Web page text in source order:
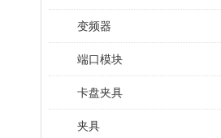
变频器
端口模块
卡盘夹具
夹具